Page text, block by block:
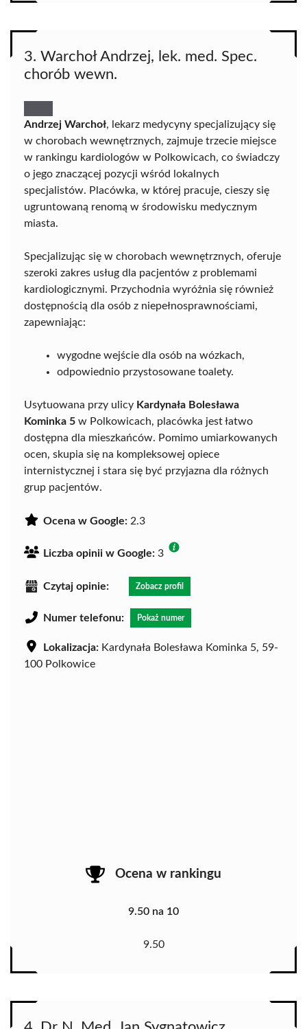
3. Warchoł Andrzej, lek. med. Spec.
chorób wewn.
Andrzej Warchoł, lekarz medycyny specjalizujący się
w chorobach wewnętrznych, zajmuje trzecie miejsce
w rankingu kardiologów w Polkowicach, co świadczy
o jego znaczącej pozycji wśród lokalnych
specjalistów. Placówka, w której pracuje, cieszy się
ugruntowaną renomą w środowisku medycznym
miasta.
Specjalizując się w chorobach wewnętrznych, oferuje
szeroki zakres usług dla pacjentów z problemami
kardiologicznymi. Przychodnia wyróżnia się również
dostępnością dla osób z niepełnosprawnościami,
zapewniając:
wygodne wejście dla osób na wózkach,
odpowiednio przystosowane toalety.
Usytuowana przy ulicy Kardynała Bolesława
Kominka 5 w Polkowicach, placówka jest łatwo
dostępna dla mieszkańców. Pomimo umiarkowanych
ocen, skupia się na kompleksowej opiece
internistycznej i stara się być przyjazna dla różnych
grup pacjentów.
Ocena w Google: 2.3
Liczba opinii w Google: 3
Czytaj opinie: Zobacz profil
Numer telefonu: Pokaż numer
Lokalizacja: Kardynała Bolesława Kominka 5, 59-
100 Polkowice
Ocena w rankingu
9.50 na 10
9.50